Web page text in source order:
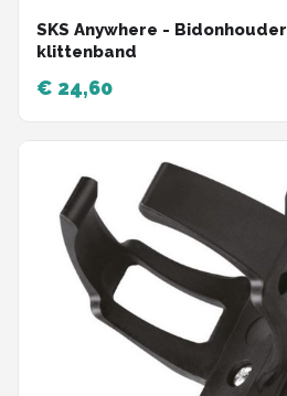
SKS Anywhere -
klittenband
€ 24,60